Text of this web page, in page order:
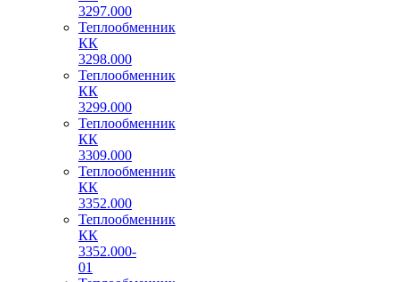
3297.000
Теплообменник
КК
3298.000
Теплообменник
КК
3299.000
Теплообменник
КК
3309.000
Теплообменник
КК
3352.000
Теплообменник
КК
3352.000-
01